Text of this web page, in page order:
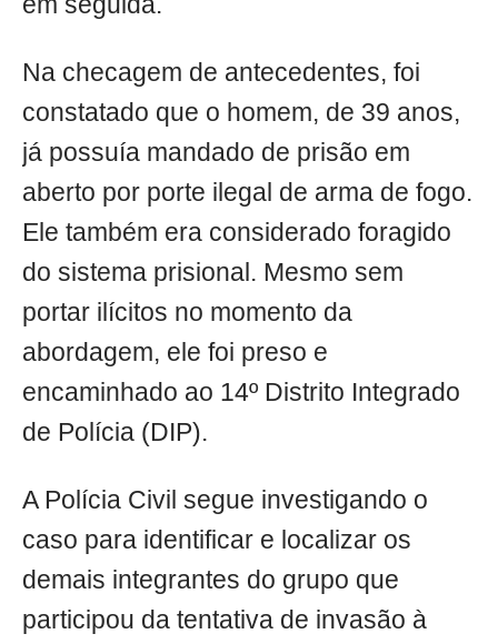
Na checagem de antecedentes, foi
constatado que o homem, de 39 anos,
já possuía mandado de prisão em
aberto por porte ilegal de arma de fogo.
Ele também era considerado foragido
do sistema prisional. Mesmo sem
portar ilícitos no momento da
abordagem, ele foi preso e
encaminhado ao 14º Distrito Integrado
de Polícia (DIP).
A Polícia Civil segue investigando o
caso para identificar e localizar os
demais integrantes do grupo que
participou da tentativa de invasão à